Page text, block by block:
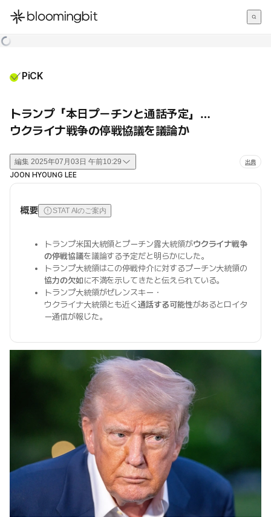
한국어
PiCK
トランプ「本日プーチンと通話予定」…
ウクライナ戦争の停戦協議を議論か
編集 2025年07月03日 午前10:29 出典
JOON HYOUNG LEE
概要 STAT AIのご案内
トランプ米国大統領とプーチン露大統領がウクライナ戦争
の停戦協議を議論する予定だと明らかにした。
トランプ大統領はこの停戦仲介に対するプーチン大統領の
協力の欠如に不満を示してきたと伝えられている。
トランプ大統領がゼレンスキー・
ウクライナ大統領とも近く通話する可能性があるとロイタ
ー通信が報じた。